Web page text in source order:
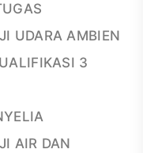
UDARA AMBIEN
3
AIR DAN